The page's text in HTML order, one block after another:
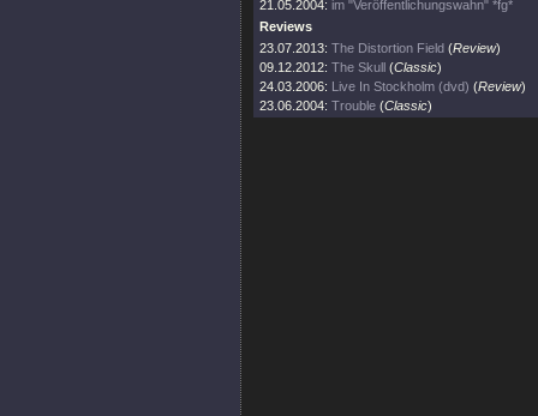
21.05.2004: im "Veröffentlichungswahn" *fg*
Reviews
23.07.2013: The Distortion Field (Review)
09.12.2012: The Skull (Classic)
24.03.2006: Live In Stockholm (dvd) (Review)
23.06.2004: Trouble (Classic)